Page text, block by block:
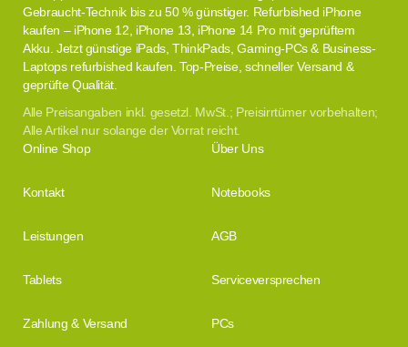
Gebraucht-Technik bis zu 50 % günstiger. Refurbished iPhone
kaufen – iPhone 12, iPhone 13, iPhone 14 Pro mit geprüftem
Akku. Jetzt günstige iPads, ThinkPads, Gaming-PCs & Business-
Laptops refurbished kaufen. Top-Preise, schneller Versand &
geprüfte Qualität.
Alle Preisangaben inkl. gesetzl. MwSt.; Preisirrtümer vorbehalten;
Alle Artikel nur solange der Vorrat reicht.
Online Shop Über Uns
Kontakt Notebooks
Leistungen AGB
Tablets Serviceversprechen
Zahlung & Versand PCs